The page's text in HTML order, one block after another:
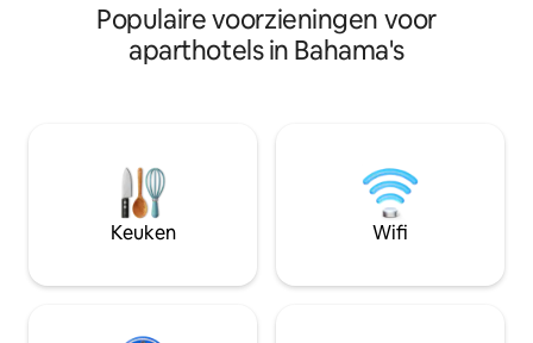
hebben - The Glass Window Bridge. Je
zult worden begroet met vriendelijk
personeel/gastvrouw die niet kan
cruiseschepen
verdieping Unit
naar je terug!
Populaire voorzieningen voor
aparthotels in Bahama's
Keuken Wifi